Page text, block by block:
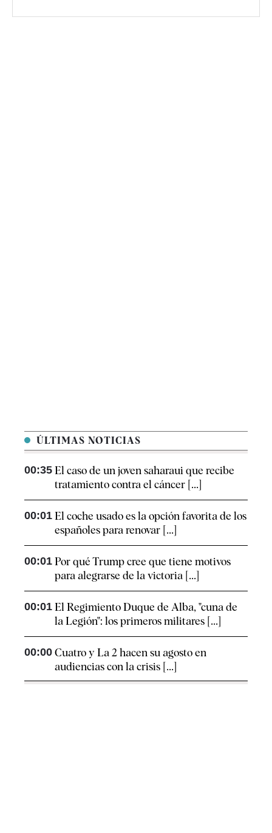
ÚLTIMAS NOTICIAS
00:35 El caso de un joven saharaui que recibe
tratamiento contra el cáncer [...]
00:01 El coche usado es la opción favorita de los
españoles para renovar [...]
00:01 Por qué Trump cree que tiene motivos
para alegrarse de la victoria [...]
00:01 El Regimiento Duque de Alba, "cuna de
la Legión": los primeros militares [...]
00:00 Cuatro y La 2 hacen su agosto en
audiencias con la crisis [...]